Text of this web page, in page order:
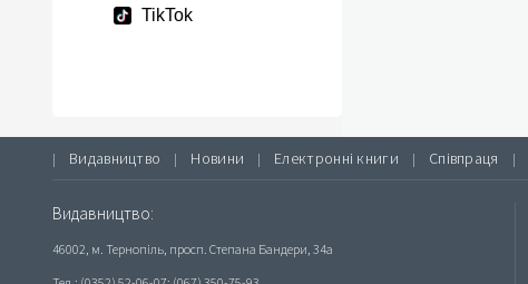
TikTok
| Видавництво | Новини | Електронні книги | Співпраця |
Видавництво:
46002, м. Тернопіль, просп. Степана Бандери, 34а